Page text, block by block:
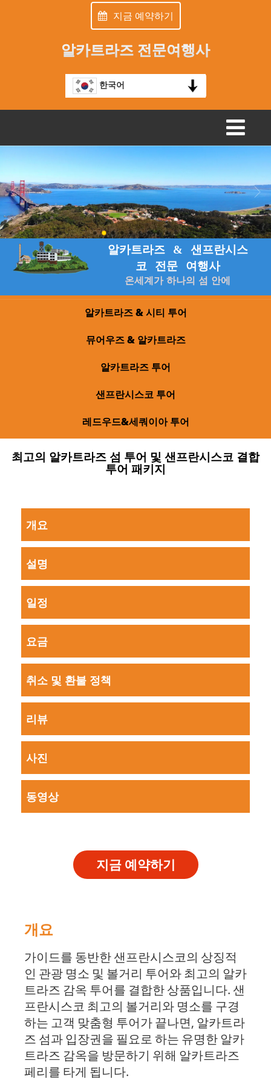
지금 예약하기
알카트라즈 전문여행사
한국어
TOGGLE
NAVIGATION
알카트라즈 & 샌프란시스
코 전문 여행사
온세계가 하나의 섬 안에
알카트라즈 & 시티 투어
뮤어우즈 & 알카트라즈
알카트라즈 투어
샌프란시스코 투어
레드우드&세쿼이아 투어
최고의 알카트라즈 섬 투어 및 샌프란시스코 결합
투어 패키지
개요
설명
일정
요금
취소 및 환불 정책
리뷰
사진
동영상
지금 예약하기
개요
가이드를 동반한 샌프란시스코의 상징적
인 관광 명소 및 볼거리 투어와 최고의 알카
트라즈 감옥 투어를 결합한 상품입니다. 샌
프란시스코 최고의 볼거리와 명소를 구경
하는 고객 맞춤형 투어가 끝나면, 알카트라
즈 섬과 입장권을 필요로 하는 유명한 알카
트라즈 감옥을 방문하기 위해 알카트라즈
페리를 타게 됩니다.